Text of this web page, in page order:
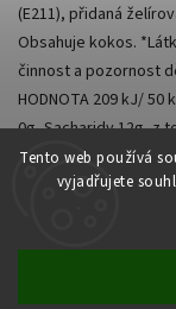
Tento web používá
vyjadřujete
(E211), přidaná
Obsahuje kokos.
činnost a pozornost
HODNOTA 209 kJ/
0g, Sacharidy 12g, z